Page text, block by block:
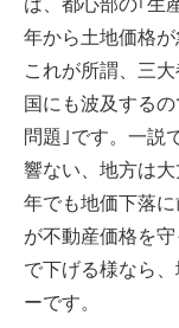
年から土地価格が
これが所謂、三
国にも波及する
問題｣です。一説
響ない、地方は
年でも地価下落
が不動産価格を
で下げる様なら
ーです。